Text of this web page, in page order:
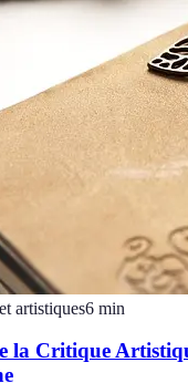
artistiques6 min
la Critique